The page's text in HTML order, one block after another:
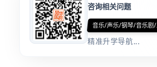
咨询相关问题
音乐/声乐/钢琴/音乐剧
精准升学导航...